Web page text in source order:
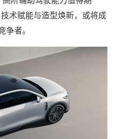
术赋能与造型焕新，或将成
者。